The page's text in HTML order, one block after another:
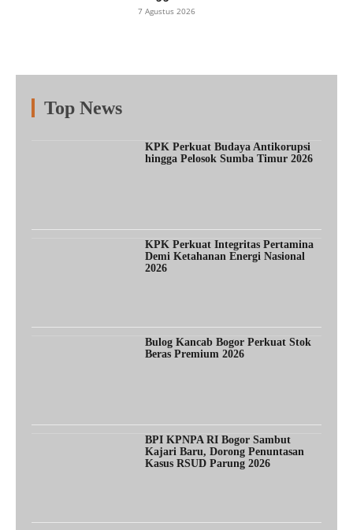
7 Agustus 2026
Top News
KPK Perkuat Budaya Antikorupsi
hingga Pelosok Sumba Timur 2026
KPK Perkuat Integritas Pertamina
Demi Ketahanan Energi Nasional
2026
Bulog Kancab Bogor Perkuat Stok
Beras Premium 2026
BPI KPNPA RI Bogor Sambut
Kajari Baru, Dorong Penuntasan
Kasus RSUD Parung 2026